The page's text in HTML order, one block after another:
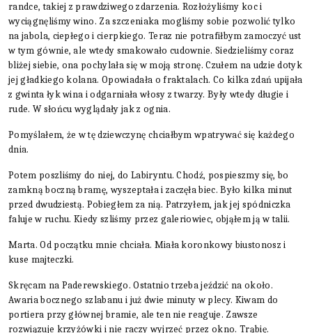
randce, takiej z prawdziwego zdarzenia. Rozłożyliśmy koc i
wyciągnęliśmy wino. Za szczeniaka mogliśmy sobie pozwolić tylko
na jabola, ciepłego i cierpkiego. Teraz nie potrafiłbym zamoczyć ust
w tym gównie, ale wtedy smakowało cudownie. Siedzieliśmy coraz
bliżej siebie, ona pochylała się w moją stronę. Czułem na udzie dotyk
jej gładkiego kolana. Opowiadała o fraktalach. Co kilka zdań upijała
z gwinta łyk wina i odgarniała włosy z twarzy. Były wtedy długie i
rude. W słońcu wyglądały jak z ognia.
Pomyślałem, że w tę dziewczynę chciałbym wpatrywać się każdego
dnia.
Potem poszliśmy do niej, do Labiryntu. Chodź, pospieszmy się, bo
zamkną boczną bramę, wyszeptała i zaczęła biec. Było kilka minut
przed dwudziestą. Pobiegłem za nią. Patrzyłem, jak jej spódniczka
faluje w ruchu. Kiedy szliśmy przez galeriowiec, objąłem ją w talii.
Marta. Od początku mnie chciała. Miała koronkowy biustonosz i
kuse majteczki.
Skręcam na Paderewskiego. Ostatnio trzeba jeździć na około.
Awaria bocznego szlabanu i już dwie minuty w plecy. Kiwam do
portiera przy głównej bramie, ale ten nie reaguje. Zawsze
rozwiązuje krzyżówki i nie raczy wyjrzeć przez okno. Trąbię.